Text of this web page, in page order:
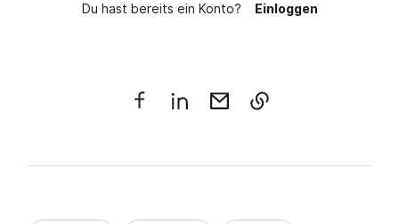
Du hast bereits ein Konto? Einloggen